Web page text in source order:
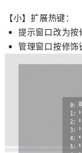
【小】扩展热键：
提示窗口改为按
管理窗口按修饰